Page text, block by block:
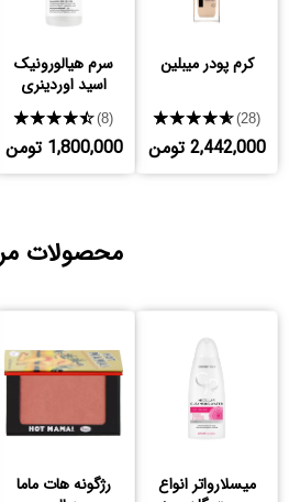
کرم پودر میبلین
★★★★★(28)
2,442,000 تومن
سرم هیالورونیک
اسید اوردینری
★★★★★(8)
1,800,000 تومن
محصولات
میسلارواتر انواع
رژگونه هات ماما